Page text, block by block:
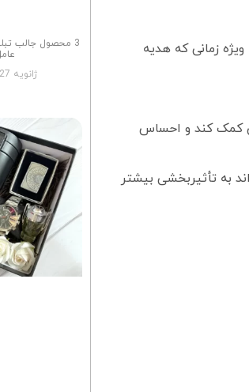
زمانی که هدیه
کمک کند و احساس
به تأثیربخشی بیشتر
3 محصول جالب
ژانویه 27, 2025